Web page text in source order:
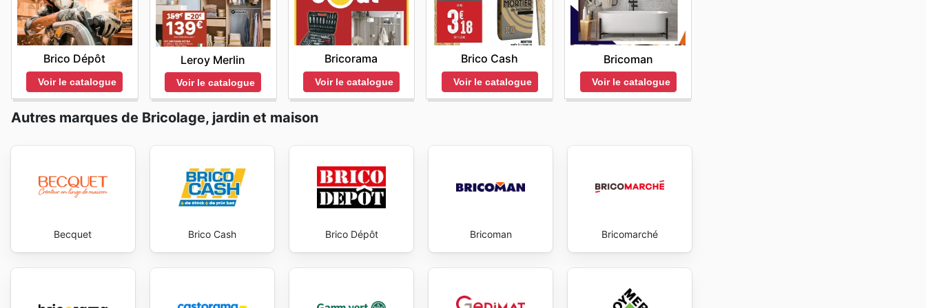
grand nombre. La régularité de leurs promotions témoigne de leur volonté de fidéliser leur clientèle et d'attirer de
nouveaux adeptes par la qualité de leurs offres. Stay up to date with Outiror's weekly ads and enjoy exclusive savings
every day.
service clientèle pour obtenir les informations les plus détaillées et à jour concernant leurs besoins.
Brico Dépôt
Voir le catalogue
Leroy Merlin
Voir le catalogue
Bricorama
Voir le catalogue
Brico Cash
Voir le catalogue
Bricoman
Voir le catalogue
Autres marques de Bricolage, jardin et maison
Becquet Brico Cash Brico Dépôt Bricoman Bricomarché